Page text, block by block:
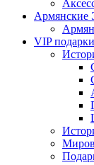
Армянские
VIP подарки